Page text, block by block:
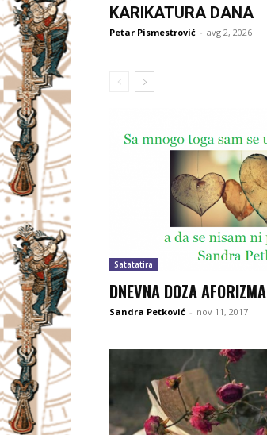
KARIKATURA DANA
Petar Pismestrović - avg 2, 2026
Satatatira
DNEVNA DOZA AFORIZMA
Sandra Petković - nov 11, 2017